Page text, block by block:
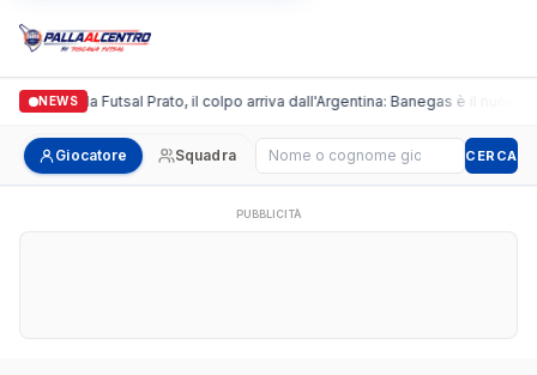
NEWS
Italgronda Futsal Prato, il colpo arriva dall'Argentina: Banegas è il nuovo
Giocatore Squadra Cerca giocatore CERCA
PUBBLICITÀ